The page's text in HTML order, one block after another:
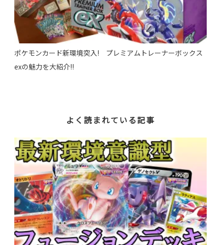
ポケモンカード新環境突入! プレミアムトレーナーボックス
exの魅力を大紹介!!
よく読まれている記事